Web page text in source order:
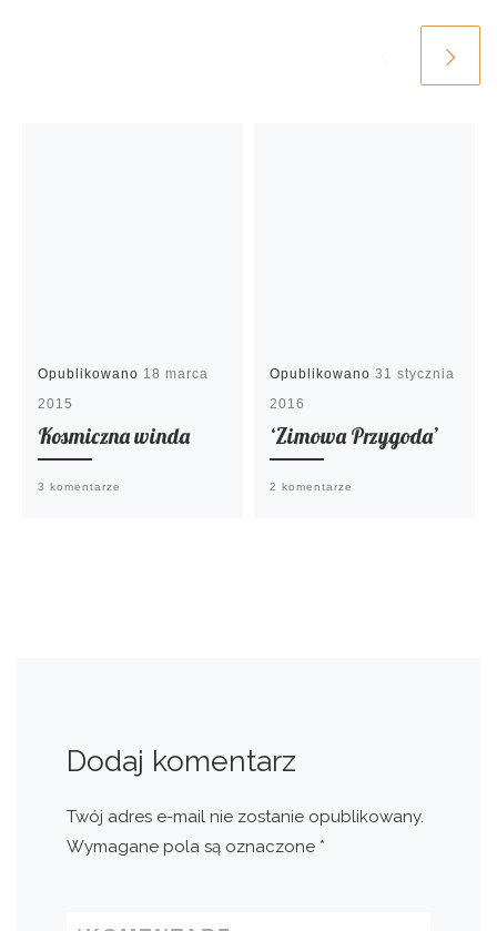
Opublikowano 18 marca
2015
Kosmiczna winda
3 komentarze
Opublikowano31 stycznia
2016
‘Zimowa Przygoda’
2 komentarze
Dodaj komentarz
Twój adres e-mail nie zostanie opublikowany.
Wymagane pola są oznaczone *